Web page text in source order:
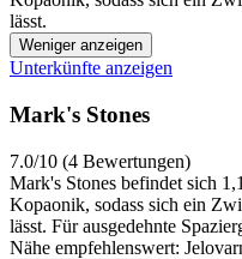
lässt.
Weniger anzeigen
Unterkünfte anzeigen
Mark's Stones
7.0/10 (4 Bewertungen)
Mark's Stones befindet sich
Kopaonik, sodass sich ein
lässt. Für ausgedehnte
Nähe empfehlenswert: